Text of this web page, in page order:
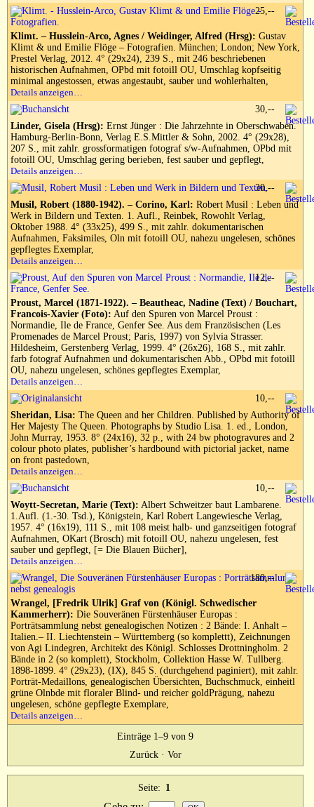
Klimt. – Husslein-Arco, Agnes / Weidinger, Alfred (Hrsg): Gustav
Klimt & und Emilie Flöge – Fotografien. München; London; New York,
Prestel Verlag, 2012. 4° (29x24), 239 S., mit 246 beschriebenen
historischen Aufnahmen, OPbd mit fotoill OU, Umschlag kopfseitig
minimal angestossen, etwas angestaubt, sauber und wohlerhalten,
Details anzeigen…
25,--
Linder, Gisela (Hrsg): Ernst Jünger : Die Jahrzehnte in Oberschwaben.
Hamburg-Berlin-Bonn, Verlag E.S.Mittler & Sohn, 2002. 4° (29x28),
207 S., mit zahlr. grossformatigen fotograf s/w-Aufnahmen, OPbd mit
fotoill OU, Umschlag gering berieben, fest sauber und gepflegt,
Details anzeigen…
30,--
Musil, Robert (1880-1942). – Corino, Karl: Robert Musil : Leben und
Werk in Bildern und Texten. 1. Aufl., Reinbek, Rowohlt Verlag,
Oktober 1988. 4° (33x25), 499 S., mit zahlr. dokumentarischen
Aufnahmen, Faksimiles, Oln mit fotoill OU, nahezu ungelesen, schönes
gepflegtes Exemplar,
Details anzeigen…
30,--
Proust, Marcel (1871-1922). – Beautheac, Nadine (Text) / Bouchart,
Francois-Xavier (Foto): Auf den Spuren von Marcel Proust :
Normandie, Ile de France, Genfer See. Aus dem Französischen (Les
Promenades de Marcel Proust; Paris, 1997) von Sylvia Strasser.
Hildesheim, Gerstenberg Verlag, 1999. 4° (26x26), 168 S., mit zahlr.
farb fotograf Aufnahmen und dokumentarischen Abb., OPbd mit fotoill
OU, nahezu ungelesen, schönes gepflegtes Exemplar,
Details anzeigen…
12,--
Sheridan, Lisa: The Queen and her Children. Published by Authority of
Her Majesty The Queen. Photographs by Studio Lisa. 1. ed., London,
John Murray, 1953. 8° (24x16), 32 p., with 24 bw photogravures and 2
colour photo plates, publisher’s hardbound with pictorial jacket, name
on front pastedown,
Details anzeigen…
10,--
Woytt-Secretan, Marie (Text): Albert Schweitzer baut Lambarene.
1.Aufl. (1.-30. Tsd.), Königstein, Karl Robert Langewiesche Verlag,
1957. 4° (16x19), 111 S., mit 108 meist halb- und ganzseitigen fotograf
Aufnahmen, OKart (Brosch) mit fotoill OU, nahezu ungelesen, fest
sauber und gepflegt, [= Die Blauen Bücher],
Details anzeigen…
10,--
Wrangel, [Fredrik Ulrik] Graf von (Königl. Schwedischer
Kammerherr): Die Souveränen Fürstenhäuser Europas :
Porträtsammlung nebst genealogischen Notizen : 2 Bände: I. Anhalt –
Italien.– II. Liechtenstein – Württemberg (so komplettt), Zeichnungen
von Agi Lindegren, Architekt des Königl. Schlosses Drottningholm. 2
Bände in 2 (so komplett), Stockholm, Collektion Hasse W. Tullberg.
1898-1899. 4° (29x23), (IX), 845 S. (durchgehend paginiert), mit zahlr.
Porträt-Medaillons, genealogischen Übersichten, Buchschmuck, einheitl
grüne Olnbde mit floraler Blind- und reicher goldPrägung, nahezu
ungelesen, schöne gepflegte Exemplare,
Details anzeigen…
180,--
Einträge 1–9 von 9
Zurück· Vor
Seite: 1